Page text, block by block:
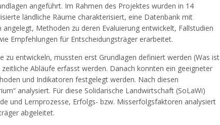
angeführt. Im Rahmen des Projektes wurden in 14
ländliche Räume charakterisiert, eine Datenbank mit
Methoden zu deren Evaluierung entwickelt, Fallstudien
Empfehlungen für Entscheidungsträger erarbeitet.
zu entwickeln, mussten erst Grundlagen definiert werden (Was ist
Abläufe erfasst werden. Danach konnten ein geeigneter
und Indikatoren festgelegt werden. Nach diesen
analysiert. Für diese Solidarische Landwirtschaft (SoLaWi)
und Lernprozesse, Erfolgs- bzw. Misserfolgsfaktoren analysiert
abgeleitet.